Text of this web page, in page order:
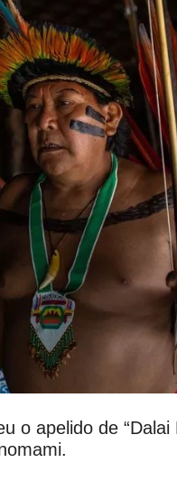
o apelido de